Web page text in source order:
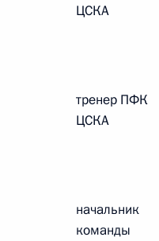
ЦСКА
тренер ПФК
ЦСКА
начальник
команды